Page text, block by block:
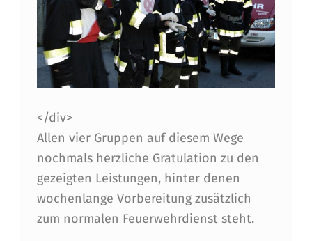
</div>
Allen vier Gruppen auf diesem Wege
nochmals herzliche Gratulation zu den
gezeigten Leistungen, hinter denen
wochenlange Vorbereitung zusätzlich
zum normalen Feuerwehrdienst steht.